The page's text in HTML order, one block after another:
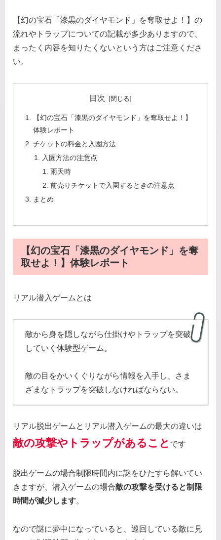
【幻の宝石「漆黒のダイヤモンド」を奪取せよ！】の
流れやトラップについての記載が多少ありますので、
まったく内容を知りたくないという方はご注意くださ
い。
目次
【幻の宝石「漆黒のダイヤモンド」を奪取せよ！】
体験レポート
チケットの料金と入園方法
入園方法の注意点
雨天時
前売りチケットで入園するときの注意点
まとめ
【幻の宝石「漆黒のダイヤモンド」を奪
取せよ！】体験レポート
リアル潜入ゲームとは
敵から身を隠しながら仕掛けやトラップを突破
していく体験型ゲーム。
敵の目をかいくぐりながら情報を入手し、さま
ざまなトラップを突破しなければならない。
リアル脱出ゲームとリアル潜入ゲームの最大の違いは
敵の攻撃やトラップがあること です
脱出ゲームの場合制限時間内に謎をひたすら解いてい
きますが、潜入ゲームの場合敵の攻撃を受けると制限
時間が減少します。
なので謎に夢中になっていると、巡回している敵に見